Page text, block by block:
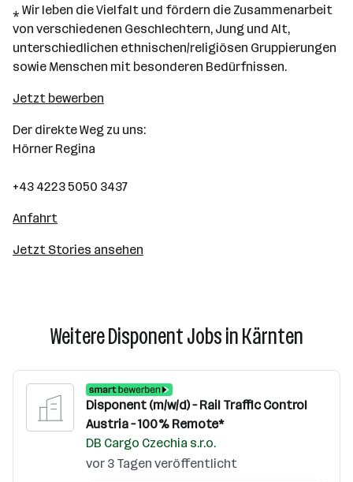
⁎ Wir leben die Vielfalt und fördern die Zusammenarbeit
von verschiedenen Geschlechtern, Jung und Alt,
unterschiedlichen ethnischen/religiösen Gruppierungen
sowie Menschen mit besonderen Bedürfnissen.
Jetzt bewerben
Der direkte Weg zu uns:
Hörner Regina
+43 4223 5050 3437
Anfahrt
Jetzt Stories ansehen
Weitere Disponent Jobs in Kärnten
Disponent (m/w/d) – Rail Traffic Control
Austria – 100% Remote*
DB Cargo Czechia s.r.o.
vor 3 Tagen veröffentlicht